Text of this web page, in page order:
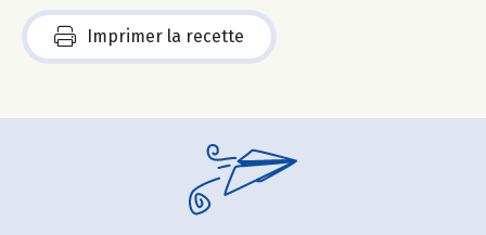
Imprimer la recette